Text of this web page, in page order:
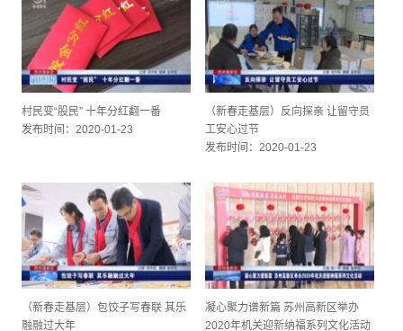
村民变“股民” 十年分红翻一番
发布时间：2020-01-23
（新春走基层）反向探亲 让留守员
工安心过节
发布时间：2020-01-23
（新春走基层）包饺子写春联 其乐
融融过大年
凝心聚力谱新篇 苏州高新区举办
2020年机关迎新纳福系列文化活动